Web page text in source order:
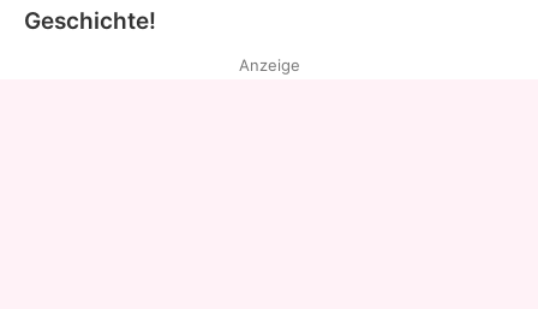
Geschichte!
Anzeige